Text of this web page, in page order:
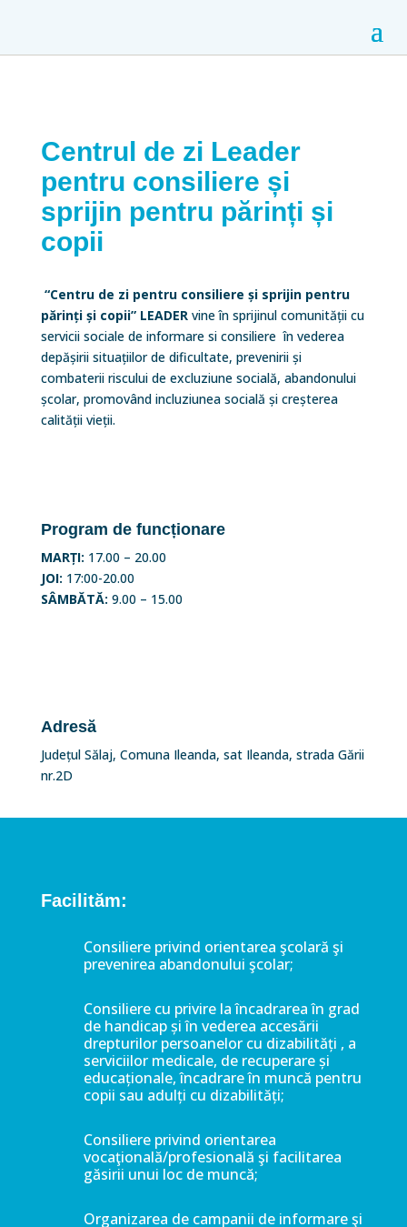
Centrul de zi Leader
pentru consiliere și
sprijin pentru părinți și
copii
“Centru de zi pentru consiliere și sprijin pentru
părinți și copii” LEADERvine în sprijinul comunității cu
servicii sociale de informare si consiliere în vederea
depășirii situațiilor de dificultate, prevenirii și
combaterii riscului de excluziune socială, abandonului
școlar, promovând incluziunea socială și creșterea
calității vieții.
Program de funcționare
MARȚI: 17.00 – 20.00
JOI: 17:00-20.00
SÂMBĂTĂ: 9.00 – 15.00
Adresă
Județul Sălaj, Comuna Ileanda, sat Ileanda, strada Gării
nr.2D
Facilităm:
Consiliere privind orientarea şcolară şi
prevenirea abandonului şcolar;
Consiliere cu privire la încadrarea în grad
de handicap și în vederea accesării
drepturilor persoanelor cu dizabilități , a
serviciilor medicale, de recuperare și
educaționale, încadrare în muncă pentru
copii sau adulți cu dizabilități;
Consiliere privind orientarea
vocaţională/profesională şi facilitarea
găsirii unui loc de muncă;
Organizarea de campanii de informare şi